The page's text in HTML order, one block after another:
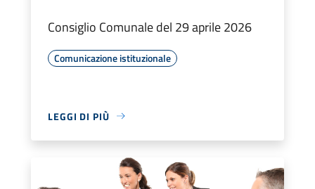
Consiglio Comunale del 29 aprile 2026
Comunicazione istituzionale
LEGGI DI PIÙ